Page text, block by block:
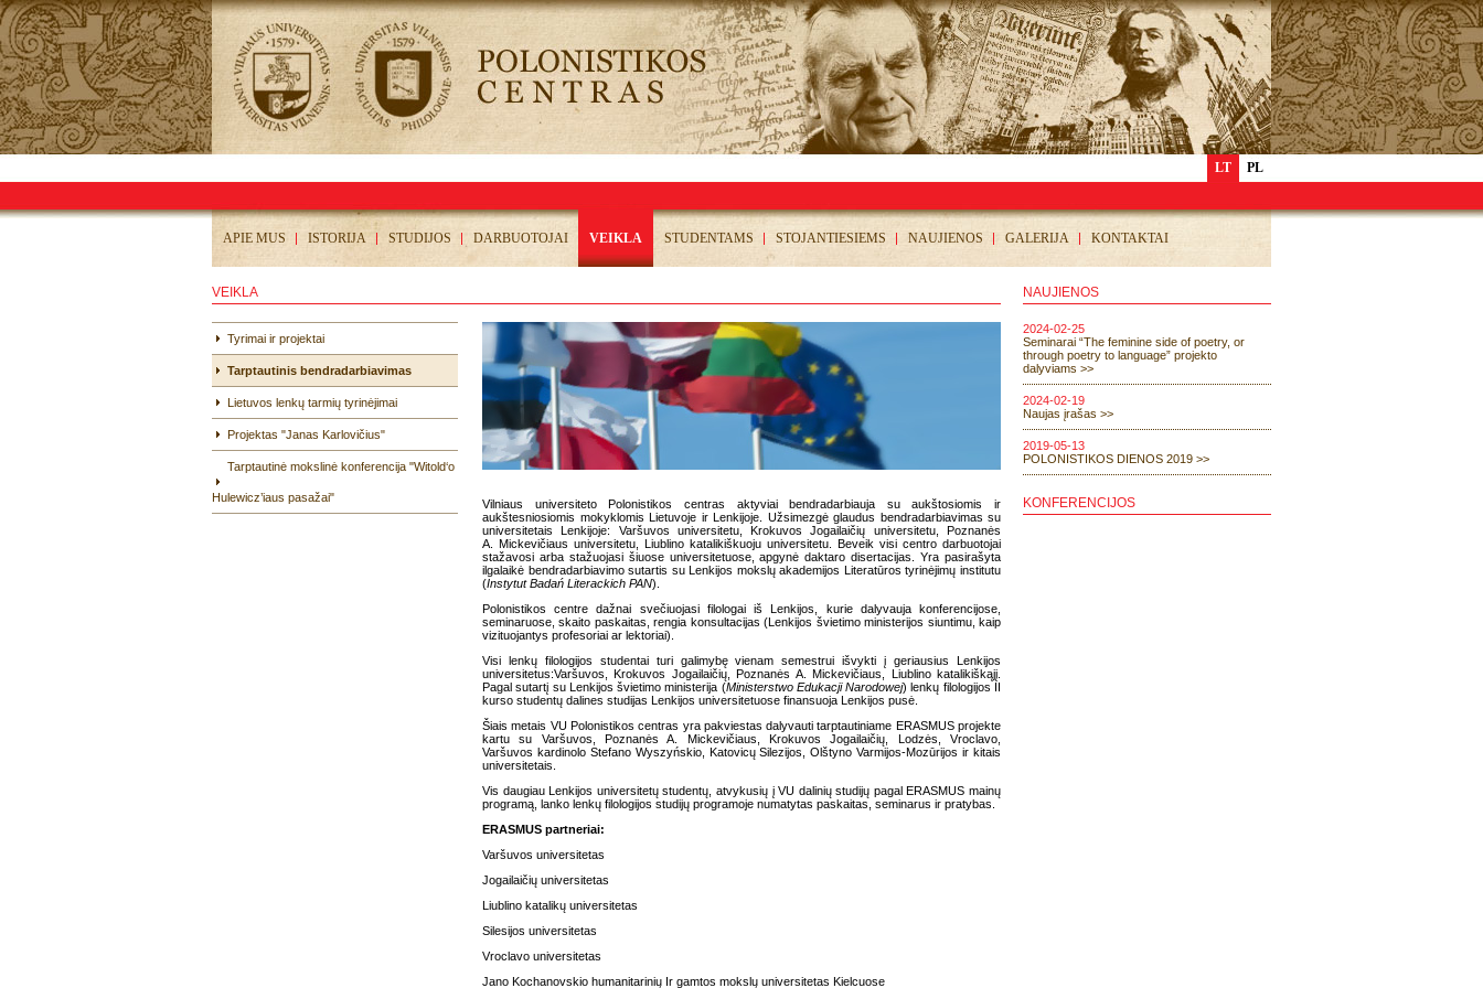
PL
LT
APIE MUS ISTORIJA STUDIJOS DARBUOTOJAI VEIKLA STUDENTAMS STOJANTIESIEMS NAUJIENOS GALERIJA KONTAKTAI
VEIKLA
Tyrimai ir projektai
Tarptautinis bendradarbiavimas
Lietuvos lenkų tarmių tyrinėjimai
Projektas "Janas Karlovičius"
Tarptautinė mokslinė konferencija "Witold‘o
Hulewicz’iaus pasažai"
Vilniaus universiteto Polonistikos centras aktyviai bendradarbiauja su aukštosiomis ir
aukštesniosiomis mokyklomis Lietuvoje ir Lenkijoje. Užsimezgė glaudus bendradarbiavimas su
universitetais Lenkijoje: Varšuvos universitetu, Krokuvos Jogailaičių universitetu, Poznanės
A. Mickevičiaus universitetu, Liublino katalikiškuoju universitetu. Beveik visi centro darbuotojai
stažavosi arba stažuojasi šiuose universitetuose, apgynė daktaro disertacijas. Yra pasirašyta
ilgalaikė bendradarbiavimo sutartis su Lenkijos mokslų akademijos Literatūros tyrinėjimų institutu
(Instytut Badań Literackich PAN).
Polonistikos centre dažnai svečiuojasi filologai iš Lenkijos, kurie dalyvauja konferencijose,
seminaruose, skaito paskaitas, rengia konsultacijas (Lenkijos švietimo ministerijos siuntimu, kaip
vizituojantys profesoriai ar lektoriai).
Visi lenkų filologijos studentai turi galimybę vienam semestrui išvykti į geriausius Lenkijos
universitetus:Varšuvos, Krokuvos Jogailaičių, Poznanės A. Mickevičiaus, Liublino katalikiškąjį.
Pagal sutartį su Lenkijos švietimo ministerija (Ministerstwo Edukacji Narodowej) lenkų filologijos II
kurso studentų dalines studijas Lenkijos universitetuose finansuoja Lenkijos pusė.
Šiais metais VU Polonistikos centras yra pakviestas dalyvauti tarptautiniame ERASMUS projekte
kartu su Varšuvos, Poznanės A. Mickevičiaus, Krokuvos Jogailaičių, Lodzės, Vroclavo,
Varšuvos kardinolo Stefano Wyszyńskio, Katovicų Silezijos, Olštyno Varmijos-Mozūrijos ir kitais
universitetais.
Vis daugiau Lenkijos universitetų studentų, atvykusių į VU dalinių studijų pagal ERASMUS mainų
programą, lanko lenkų filologijos studijų programoje numatytas paskaitas, seminarus ir pratybas.
ERASMUS partneriai:
Varšuvos universitetas
Jogailaičių universitetas
Liublino katalikų universitetas
Silesijos universitetas
Vroclavo universitetas
Jano Kochanovskio humanitarinių Ir gamtos mokslų universitetas Kielcuose
NAUJIENOS
2024-02-25
Seminarai “The feminine side of poetry, or
through poetry to language” projekto
dalyviams >>
2024-02-19
Naujas įrašas >>
2019-05-13
POLONISTIKOS DIENOS 2019 >>
KONFERENCIJOS